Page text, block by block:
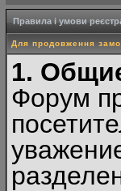
Правила і умови
Для продовження
1.
Форум